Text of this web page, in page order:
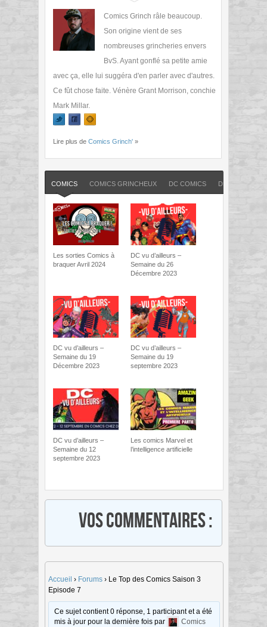
Comics Grinch râle beaucoup.
Son origine vient de ses
nombreuses grincheries envers
BvS. Ayant gonflé sa petite amie
avec ça, elle lui suggéra d'en parler avec d'autres.
Ce fût chose faite. Vénère Grant Morrison, conchie
Mark Millar.
Lire plus de Comics Grinch' »
COMICS COMICS GRINCHEUX DC COMICS DRAM00N
Les sorties Comics à
braquer Avril 2024
DC vu d’ailleurs –
Semaine du 26
Décembre 2023
DC vu d’ailleurs –
Semaine du 19
Décembre 2023
DC vu d’ailleurs –
Semaine du 19
septembre 2023
DC vu d’ailleurs –
Semaine du 12
septembre 2023
Les comics Marvel et
l’intelligence artificielle
Vos commentaires :
Accueil › Forums › Le Top des Comics Saison 3
Episode 7
Ce sujet contient 0 réponse, 1 participant et a été
mis à jour pour la dernière fois par
Comics